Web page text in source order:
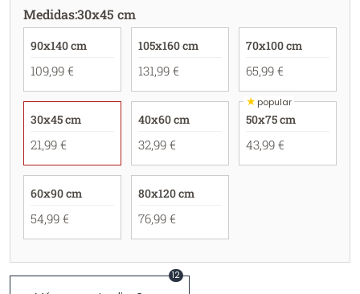
Medidas:30x45 cm
90x140 cm
109,99 €
105x160 cm
131,99 €
70x100 cm
65,99 €
30x45 cm
21,99 €
40x60 cm
32,99 €
★popular
50x75 cm
43,99 €
60x90 cm
54,99 €
80x120 cm
76,99 €
12